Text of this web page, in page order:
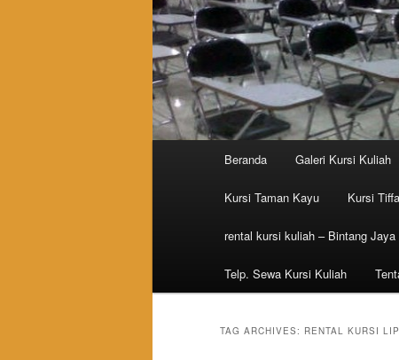
Skip to primary content
Skip to secondary content
Beranda Galeri Kursi Kuliah
Kursi Taman Kayu Kursi
rental kursi kuliah – Bintang Jaya
Telp. Sewa Kursi Kuliah
TAG ARCHIVES: RENTAL KURSI